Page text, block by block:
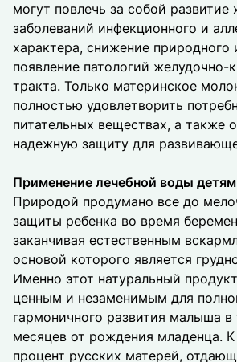
могут повлечь за собой развитие
заболеваний инфекционного и
характера, снижение природного
появление патологий желудочно-
тракта. Только материнское
полностью удовлетворить
питательных веществах, а также
надежную защиту для
Применение лечебной воды детям
Природой продумано все до
защиты ребенка во время
заканчивая естественным
основой которого является
Именно этот натуральный
ценным и незаменимым для
гармоничного развития малыша в
месяцев от рождения младенца.
процент русских матерей,